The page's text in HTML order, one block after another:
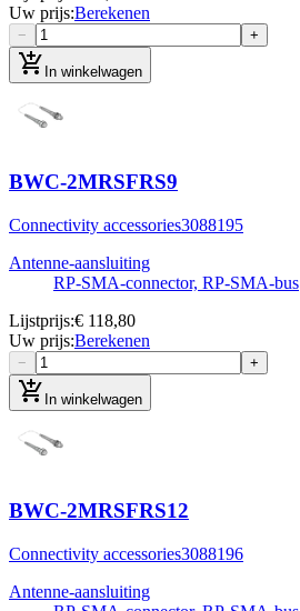
Uw prijs:Berekenen
− +
add_shopping_cart In winkelwagen
BWC-2MRSFRS9
Connectivity accessories3088195
Antenne-aansluiting
RP‐SMA‐connector, RP-SMA-bus
Lijstprijs:€ 118,80
Uw prijs:Berekenen
− +
add_shopping_cart In winkelwagen
BWC-2MRSFRS12
Connectivity accessories3088196
Antenne-aansluiting